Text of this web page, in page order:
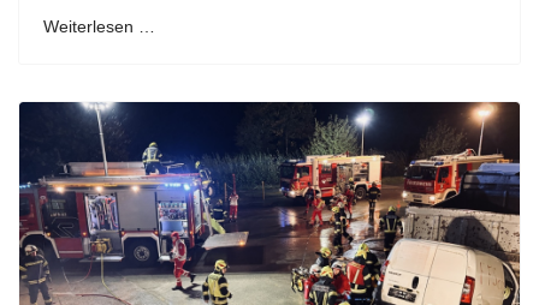
Weiterlesen …